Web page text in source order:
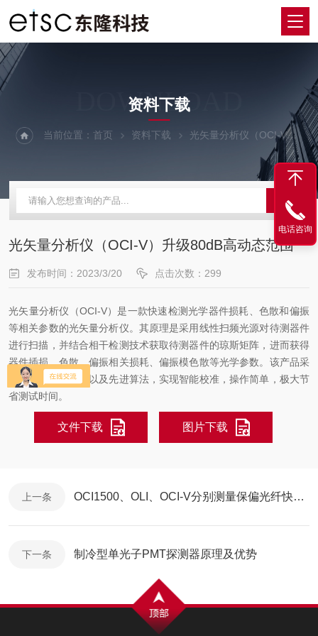
DOWNLOAD
资料下载
当前位置：首页 资料下载 光矢量分析仪（OCI-V）升级80dB高动态范围
光矢量分析仪（OCI-V）升级80dB高动态范围
发布时间：2023/3/20 点击次数：299
光矢量分析仪（OCI-V）是一款快速检测光学器件损耗、色散和偏振
等相关参数的光矢量分析仪。其原理是采用线性扫频光源对待测器件
进行扫描，并结合相干检测技术获取待测器件的琼斯矩阵，进而获得
器件插损、色散、偏振相关损耗、偏振模色散等光学参数。该产品采
自有的 光路设计以及先进算法，实现智能校准，操作简单，极大节
省测试时间。
文件下载 图片下载
上一条 OCI1500、OLI、OCI-V分别测量保偏光纤快慢轴时延差的一致性
下一条 制冷型单光子PMT探测器原理及优势
电话咨询